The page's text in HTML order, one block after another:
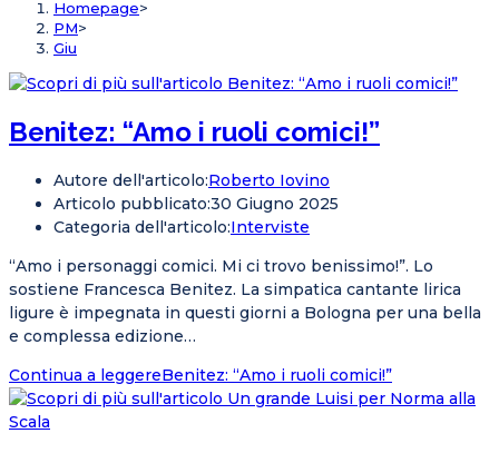
Homepage>
PM>
Giu
Benitez: “Amo i ruoli comici!”
Autore dell'articolo:Roberto Iovino
Articolo pubblicato:30 Giugno 2025
Categoria dell'articolo:Interviste
“Amo i personaggi comici. Mi ci trovo benissimo!”. Lo
sostiene Francesca Benitez. La simpatica cantante lirica
ligure è impegnata in questi giorni a Bologna per una bella
e complessa edizione…
Continua a leggereBenitez: “Amo i ruoli comici!”